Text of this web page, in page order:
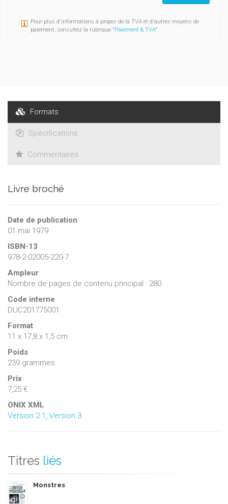
En relation avec les travaux de Bateson, les chercheurs de
Pour plus d'informations à propos de la TVA et d'autres moyens de
paiement, consultez la rubrique "Paiement & TVA".
Formats
Spécifications
Commentaires
Livre broché
Date de publication
01 mai 1979
ISBN-13
978-2-02005-220-7
Ampleur
Nombre de pages de contenu principal : 280
Code interne
DUC201775001
Format
11 x 17,8 x 1,5 cm
Poids
239 grammes
Prix
7,25 €
ONIX XML
Version 2.1 Version 3
Titres liés
Monstres